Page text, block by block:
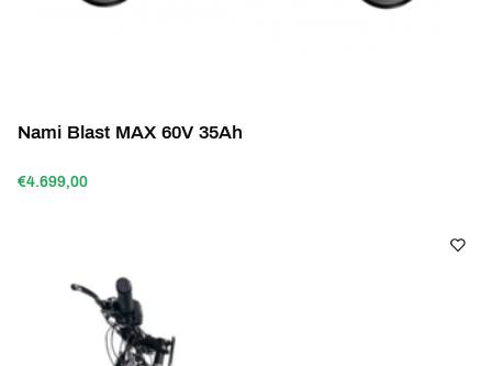
Nami Blast MAX 60V 35Ah
€4.699,00